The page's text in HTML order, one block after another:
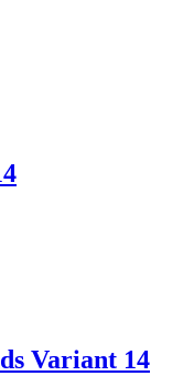
Variant 14